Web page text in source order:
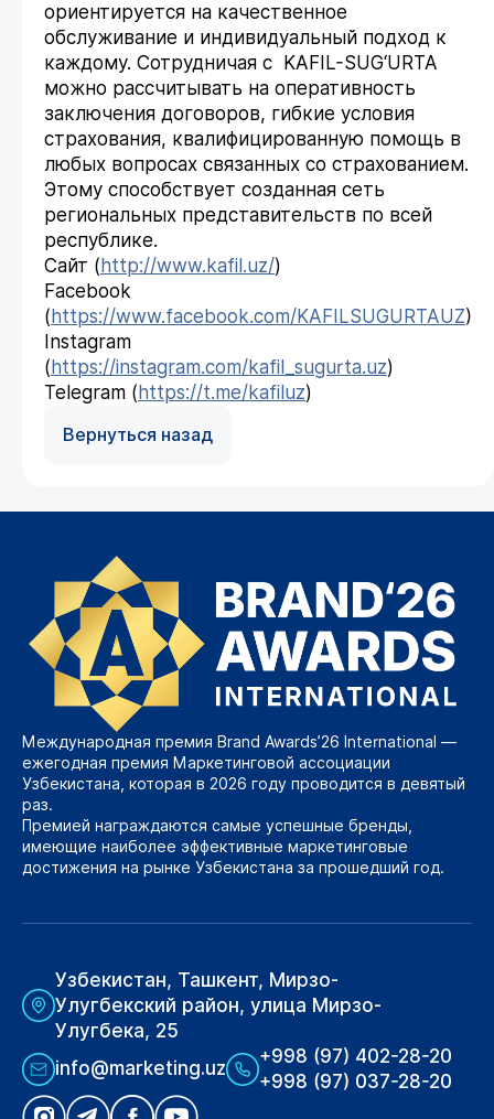
ориентируется на качественное
обслуживание и индивидуальный подход к
каждому. Сотрудничая с KAFIL-SUG‘URTA
можно рассчитывать на оперативность
заключения договоров, гибкие условия
страхования, квалифицированную помощь в
любых вопросах связанных со страхованием.
Этому способствует созданная сеть
региональных представительств по всей
республике.
Сайт ( http://www.kafil.uz/)
Facebook
( https://www.facebook.com/KAFILSUGURTAUZ)
Instagram
( https://instagram.com/kafil_sugurta.uz)
Telegram ( https://t.me/kafiluz)
Вернуться назад
Международная премия Brand Awards’26 International —
ежегодная премия Маркетинговой ассоциации
Узбекистана, которая в 2026 году проводится в девятый
раз.
Премией награждаются самые успешные бренды,
имеющие наиболее эффективные маркетинговые
достижения на рынке Узбекистана за прошедший год.
Узбекистан, Ташкент, Мирзо-
Улугбекский район, улица Мирзо-
Улугбека, 25
info@marketing.uz
+998 (97) 402-28-20
+998 (97) 037-28-20